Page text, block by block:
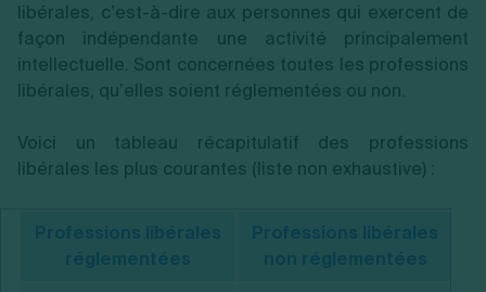
libérales, c’est-à-dire aux personnes qui exercent de
façon indépendante une activité principalement
intellectuelle. Sont concernées toutes les professions
libérales, qu’elles soient réglementées ou non.
Voici un tableau récapitulatif des professions
libérales les plus courantes (liste non exhaustive) :